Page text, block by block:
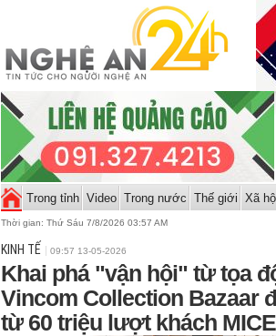
Trong tỉnh Video Trong nước Thế giới Xã
Thời gian: Thứ Sáu 7/8/2026 03:57 AM
KINH TẾ 09:57 13-05-2026
Khai phá "vận hội" từ tọa
Vincom Collection Bazaar
từ 60 triệu lượt khách